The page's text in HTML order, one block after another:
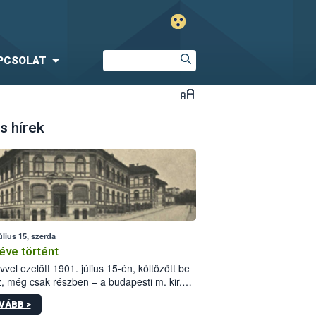
hírek
15, szerda
történt
ezelőtt 1901. július 15-én, költözött be
még csak részben – a budapesti m. kir.
állomás a Kis Rókus utca
alatti, Czigler Győző által tervezett új
>